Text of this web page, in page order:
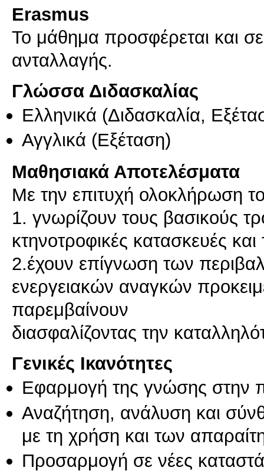
Erasmus
Το μάθημα προσφέρεται και
ανταλλαγής.
Γλώσσα Διδασκαλίας
Ελληνικά (Διδασκαλία,
Αγγλικά (Εξέταση)
Μαθησιακά Αποτελέσματα
Με την επιτυχή ολοκλήρωση
1. γνωρίζουν τους βασικούς
κτηνοτροφικές κατασκευές
2.έχουν επίγνωση των
ενεργειακών αναγκών
παρεμβαίνουν
διασφαλίζοντας την
Γενικές Ικανότητες
Εφαρμογή της γνώσης στην
Αναζήτηση, ανάλυση και
με τη χρήση και των
Προσαρμογή σε νέες